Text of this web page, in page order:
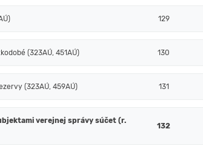
129
(323AÚ, 451AÚ) 130
(323AÚ, 459AÚ) 131
verejnej správy súčet (r.
132